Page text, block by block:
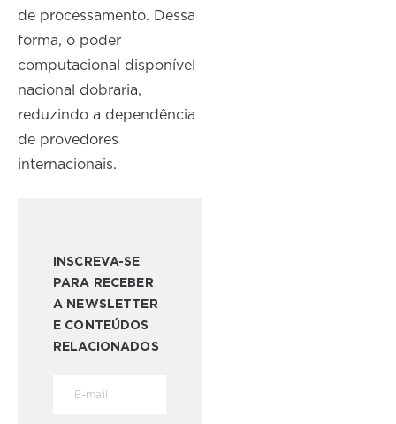
de processamento. Dessa
forma, o poder
computacional disponível
nacional dobraria,
reduzindo a dependência
de provedores
internacionais.
INSCREVA-SE
PARA RECEBER
A NEWSLETTER
E CONTEÚDOS
RELACIONADOS